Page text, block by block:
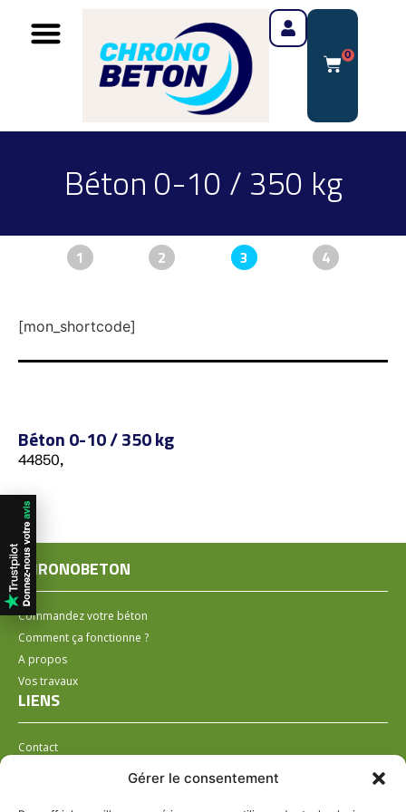
Gérer le consentement
0
Béton 0-10 / 350 kg
1 2 3 4
[mon_shortcode]
Béton 0-10 / 350 kg
44850,
CHRONOBETON
Commandez votre béton
Comment ça fonctionne ?
A propos
Vos travaux
LIENS
Contact